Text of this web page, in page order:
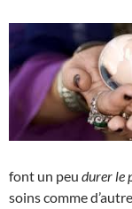
font un peu durer le
soins comme